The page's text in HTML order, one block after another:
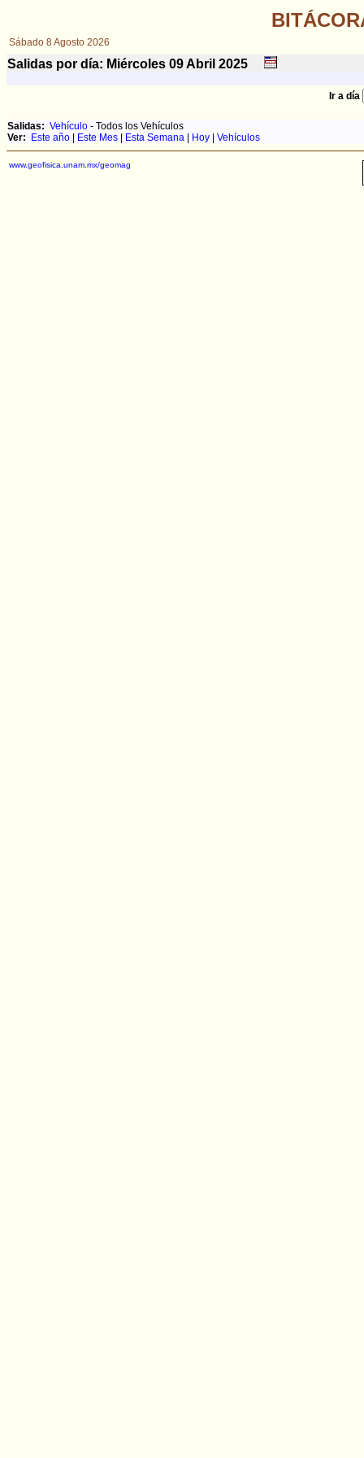
Sábado 8 Agosto 2026
Salidas por día: Miércoles 09Abril 2025
Ir a día
Salidas: Vehículo - Todos los Vehículos
Ver:
Este año Este Mes Esta Semana Hoy Vehículos
www.geofisica.unam.mx/geomag